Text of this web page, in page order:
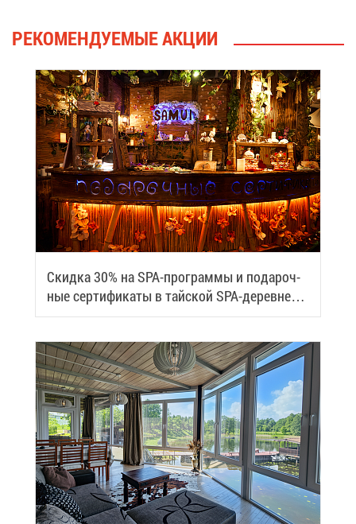
РЕ­КО­МЕН­ДУ­Е­МЫЕ АК­ЦИИ
Скид­ка 30% на SPA-про­грам­мы и по­да­роч­
ные сер­ти­фи­ка­ты в тай­ской SPA-де­ревне
Samui